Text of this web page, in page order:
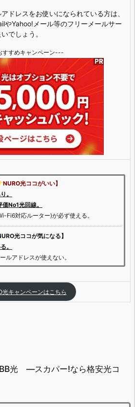
ドレスをお使いになられている方は、
やYahoo!メール等のフリーメールサー
でしょう。
すめキャンペーン---
NURO光ココがいい】
。
No1光回線。
Fi6対応ルーター)が必ず使える。
光ココが気になる】
。
ルアドレスが使えない。
光キャンペーンはこちら
光 —スカパー!なら格安光コ